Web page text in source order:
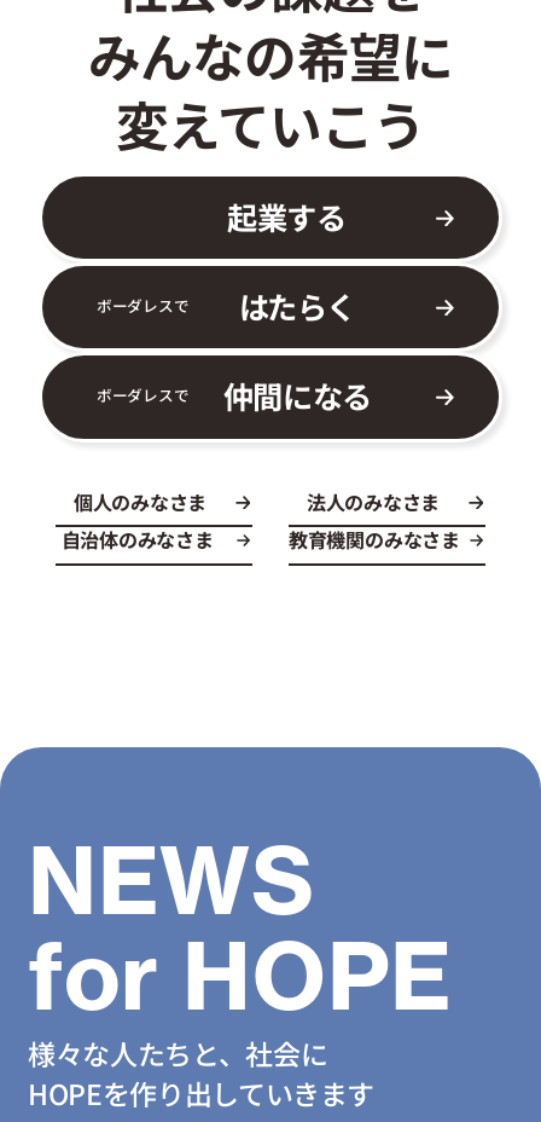
みんなの希望に
変えていこう
起業する
ボーダレスで はたらく
ボーダレスで 仲間になる
個人のみなさま
法人のみなさま
自治体のみなさま
教育機関のみなさま
NEWS
for HOPE
様々な人たちと、社会に
HOPEを作り出していきます